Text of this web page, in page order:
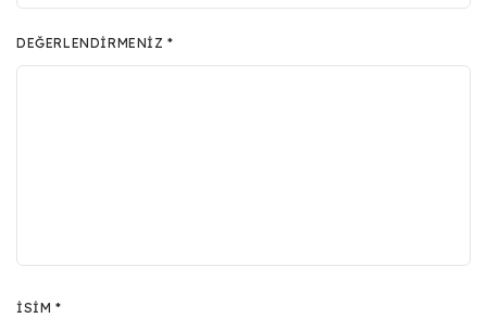
DEĞERLENDIRMENIZ*
İSIM*